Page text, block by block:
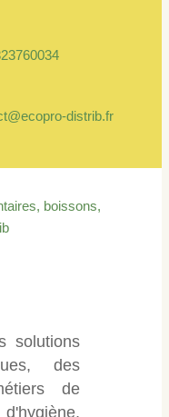
distrib.fr
solutions
des
de